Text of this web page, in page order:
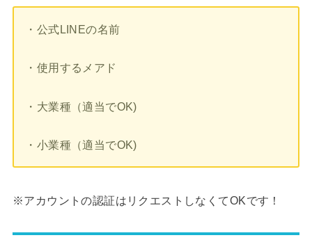
・公式LINEの名前
・使用するメアド
・大業種（適当でOK)
・小業種（適当でOK)
※アカウントの認証はリクエストしなくてOKです！